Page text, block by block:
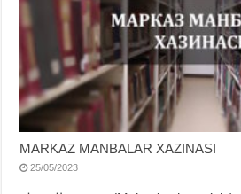
MARKAZ MANBALAR XAZINASI
25/05/2023